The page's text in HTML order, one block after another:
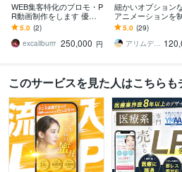
WEB集客特化のプロモ・P
R動画制作をします 優秀
賞等、数々の動画作品が
受賞、数千万の広告費削
減の実績
5.0 (2)
excaliburrr 250,000 円
細かいオプション
アニメーションを
ます サービス・事
をアニメーションで
りやすく表現、PR
5.0 (29)
アリムデザイン｜アニメーション制作
このサービスを見た人はこちら